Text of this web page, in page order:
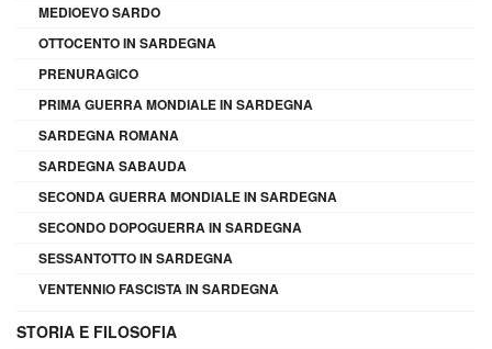
MEDIOEVO SARDO
OTTOCENTO IN SARDEGNA
PRENURAGICO
PRIMA GUERRA MONDIALE IN SARDEGNA
SARDEGNA ROMANA
SARDEGNA SABAUDA
SECONDA GUERRA MONDIALE IN SARDEGNA
SECONDO DOPOGUERRA IN SARDEGNA
SESSANTOTTO IN SARDEGNA
VENTENNIO FASCISTA IN SARDEGNA
STORIA E FILOSOFIA